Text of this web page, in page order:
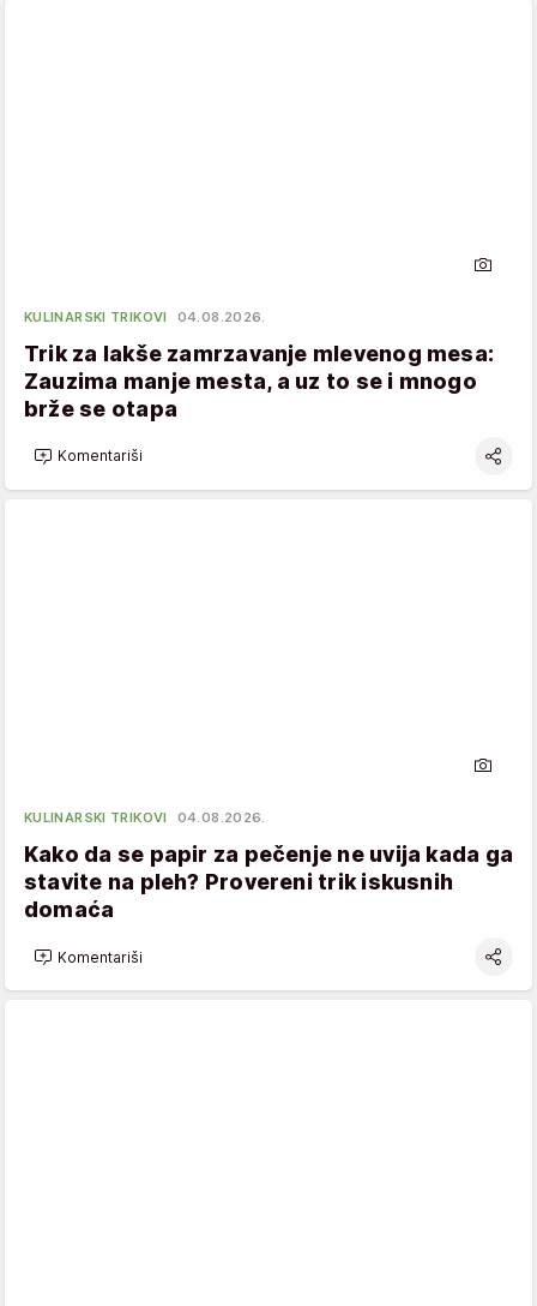
KULINARSKI TRIKOVI 04.08.2026.
Trik za lakše zamrzavanje mlevenog mesa:
Zauzima manje mesta, a uz to se i mnogo
brže se otapa
Komentariši
KULINARSKI TRIKOVI 04.08.2026.
Kako da se papir za pečenje ne uvija kada ga
stavite na pleh? Provereni trik iskusnih
domaća
Komentariši